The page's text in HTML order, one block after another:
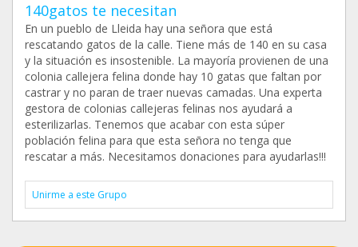
140gatos te necesitan
En un pueblo de Lleida hay una señora que está
rescatando gatos de la calle. Tiene más de 140 en su casa
y la situación es insostenible. La mayoría provienen de una
colonia callejera felina donde hay 10 gatas que faltan por
castrar y no paran de traer nuevas camadas. Una experta
gestora de colonias callejeras felinas nos ayudará a
esterilizarlas. Tenemos que acabar con esta súper
población felina para que esta señora no tenga que
rescatar a más. Necesitamos donaciones para ayudarlas!!!
Unirme a este Grupo